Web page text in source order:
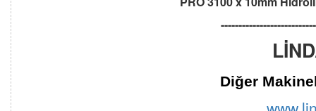
Diğer